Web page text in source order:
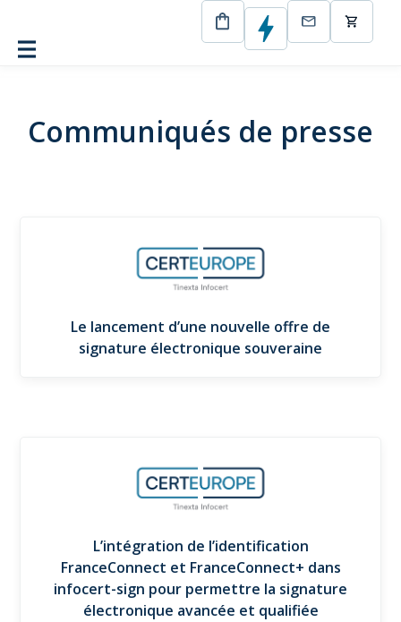
Communiqués de presse
Communiqués de presse
Le lancement d’une nouvelle offre de
signature électronique souveraine
L’intégration de l’identification
FranceConnect et FranceConnect+ dans
infocert-sign pour permettre la signature
électronique avancée et qualifiée